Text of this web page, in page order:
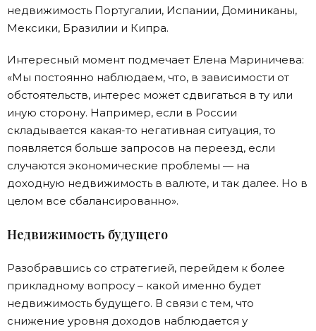
недвижимость Португалии, Испании, Доминиканы,
Мексики, Бразилии и Кипра.
Интересный момент подмечает Елена Мариничева:
«Мы постоянно наблюдаем, что, в зависимости от
обстоятельств, интерес может сдвигаться в ту или
иную сторону. Например, если в России
складывается какая-то негативная ситуация, то
появляется больше запросов на переезд, если
случаются экономические проблемы — на
доходную недвижимость в валюте, и так далее. Но в
целом все сбалансированно».
Недвижимость будущего
Разобравшись со стратегией, перейдем к более
прикладному вопросу – какой именно будет
недвижимость будущего. В связи с тем, что
снижение уровня доходов наблюдается у